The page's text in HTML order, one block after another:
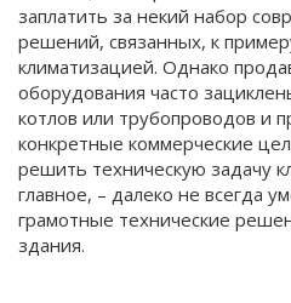
заплатить за некий набор
решений, связанных, к
климатизацией. Однако
оборудования часто
котлов или трубопроводов и
конкретные коммерческие
решить техническую задачу
главное, – далеко не всегда
грамотные технические
здания.